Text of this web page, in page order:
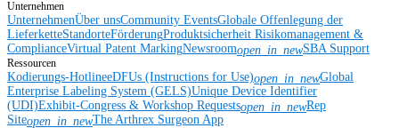
Unternehmen
UnternehmenÜber unsCommunity EventsGlobale Offenlegung der
LieferketteStandorteFörderungProduktsicherheit Risikomanagement &
ComplianceVirtual Patent MarkingNewsroomopen_in_newSBA Support
Ressourcen
Kodierungs-HotlineeDFUs (Instructions for Use)open_in_newGlobal
Enterprise Labeling System (GELS)Unique Device Identifier
(UDI)Exhibit-Congress & Workshop Requestsopen_in_newRep
Siteopen_in_newThe Arthrex Surgeon App